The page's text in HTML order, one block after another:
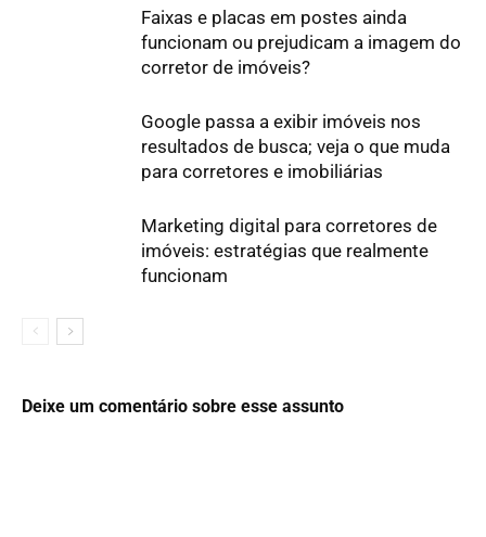
Faixas e placas em postes ainda
funcionam ou prejudicam a imagem do
corretor de imóveis?
Google passa a exibir imóveis nos
resultados de busca; veja o que muda
para corretores e imobiliárias
Marketing digital para corretores de
imóveis: estratégias que realmente
funcionam
Deixe um comentário sobre esse assunto